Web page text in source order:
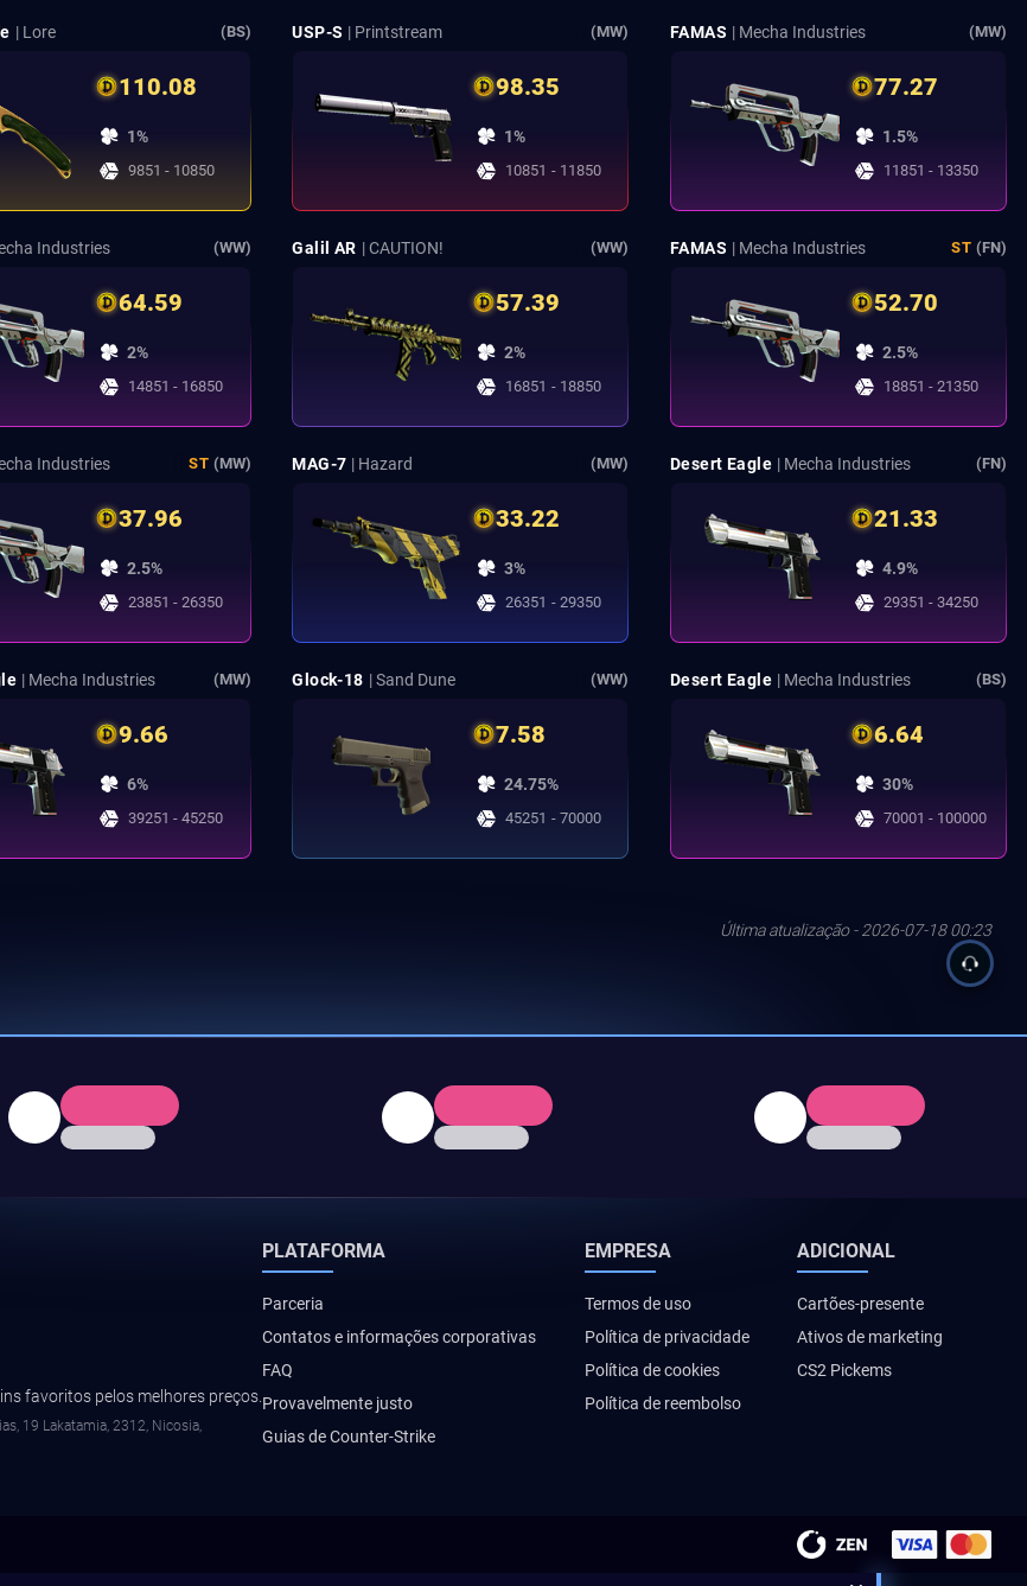
| Lore (BS)
110.08
1%
9851 - 10850
USP-S | Printstream (MW)
98.35
1%
10851 - 11850
FAMAS | Mecha Industries (MW)
77.27
1.5%
11851 - 13350
Industries (WW)
64.59
2%
14851 - 16850
Galil AR | CAUTION! (WW)
57.39
2%
16851 - 18850
FAMAS | Mecha Industries ST (FN)
52.70
2.5%
18851 - 21350
Industries ST (MW)
37.96
2.5%
23851 - 26350
MAG-7 | Hazard (MW)
33.22
3%
26351 - 29350
Desert Eagle | Mecha Industries (FN)
21.33
4.9%
29351 - 34250
| Mecha Industries (MW)
9.66
6%
39251 - 45250
Glock-18 | Sand Dune (WW)
7.58
24.75%
45251 - 70000
Desert Eagle | Mecha Industries (BS)
6.64
30%
70001 - 100000
Última atualização - 2026-07-18 00:23
favoritos pelos melhores preços.
19 Lakatamia, 2312, Nicosia,
PLATAFORMA
Parceria
Contatos e informações corporativas
FAQ
Provavelmente justo
Guias de Counter-Strike
EMPRESA
Termos de uso
Política de privacidade
Política de cookies
Política de reembolso
ADICIONAL
Cartões-presente
Ativos de marketing
CS2 Pickems